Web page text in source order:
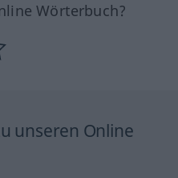
Wörterbuch?
unseren Online